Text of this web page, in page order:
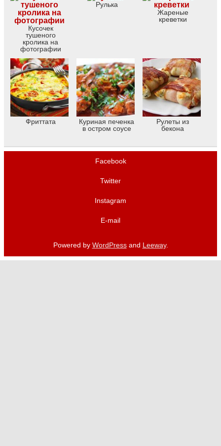
Кусочек
тушеного
кролика на
фотографии
Рулька
Жареные
креветки
Фриттата
Куриная печенка
в остром соусе
Рулеты из
бекона
Facebook
Twitter
Instagram
E-mail
Powered by WordPressand Leeway.